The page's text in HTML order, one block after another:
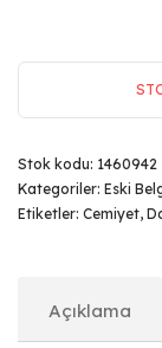
Stok kodu: 1460942
Kategoriler: Eski
Etiketler: Cemiyet,
Açıklama